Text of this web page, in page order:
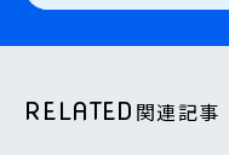
RELATED 関連記事